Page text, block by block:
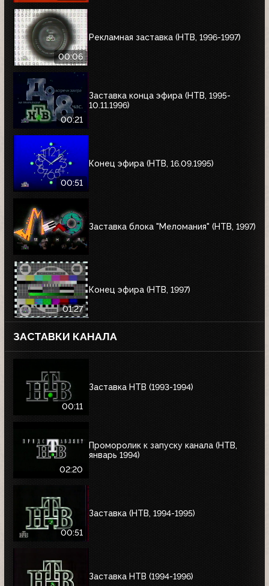
00:06
Рекламная заставка (НТВ, 1996-1997)
00:21
Заставка конца эфира (НТВ, 1995-
10.11.1996)
00:51
Конец эфира (НТВ, 16.09.1995)
Заставка блока "Меломания" (НТВ, 1997)
01:27
Конец эфира (НТВ, 1997)
ЗАСТАВКИ КАНАЛА
00:11
Заставка НТВ (1993-1994)
02:20
Проморолик к запуску канала (НТВ,
январь 1994)
00:51
Заставка (НТВ, 1994-1995)
Заставка НТВ (1994-1996)